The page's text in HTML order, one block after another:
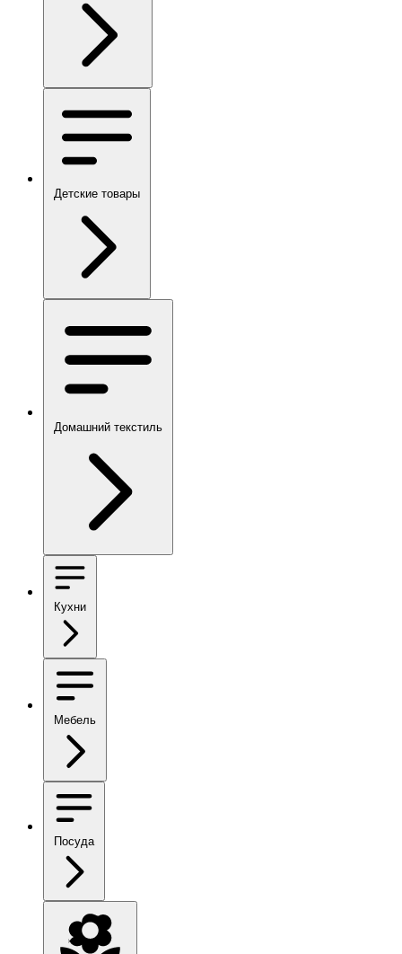
Детские товары
Домашний текстиль
Кухни
Мебель
Посуда